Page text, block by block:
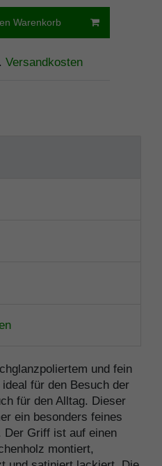
Warenkorb
Versandkosten
und fein
für den Besuch der
für den Alltag. Dieser
ein besonders feines
Der Griff ist auf einen
montiert,